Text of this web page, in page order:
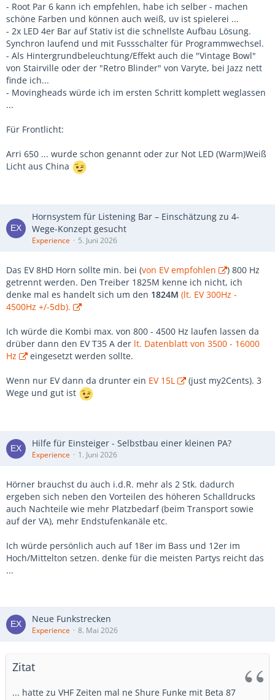
- Root Par 6 kann ich empfehlen, habe ich selber - machen
schöne Farben und können auch weiß, uv ist spielerei ...
- 2x LED 4er Bar auf Stativ ist die schnellste Aufbau Lösung.
Synchron laufend und mit Fussschalter für Programmwechsel.
- Als Hintergrundbeleuchtung/Effekt auch die "Vintage Bowl"
von Stairville oder der "Retro Blinder" von Varyte, bei Jazz nett
finde ich...
- Movingheads würde ich im ersten Schritt komplett weglassen
...
Für Frontlicht:
Arri 650 ... wurde schon genannt oder zur Not LED (Warm)Weiß
Licht aus China
Hornsystem für Listening Bar – Einschätzung zu 4-
Wege-Konzept gesucht
Experience 5. Juni 2026
Das EV 8HD Horn sollte min. bei (von EV empfohlen
) 800 Hz
getrennt werden. Den Treiber 1825M kenne ich nicht, ich
denke mal es handelt sich um den 1824M (lt. EV 300Hz -
4500Hz +/-5db).
Ich würde die Kombi max. von 800 - 4500 Hz laufen lassen da
drüber dann den EV T35 A der lt. Datenblatt von 3500 - 16000
Hz
eingesetzt werden sollte.
Wenn nur EV dann da drunter ein EV 15L
(just my2Cents). 3
Wege und gut ist
Hilfe für Einsteiger - Selbstbau einer kleinen PA?
Experience 1. Juni 2026
Hörner brauchst du auch i.d.R. mehr als 2 Stk. dadurch
ergeben sich neben den Vorteilen des höheren Schalldrucks
auch Nachteile wie mehr Platzbedarf (beim Transport sowie
auf der VA), mehr Endstufenkanäle etc.
Ich würde persönlich auch auf 18er im Bass und 12er im
Hoch/Mittelton setzen. denke für die meisten Partys reicht das
...
Neue Funkstrecken
Experience 8. Mai 2026
Zitat
... hatte zu VHF Zeiten mal ne Shure Funke mit Beta 87